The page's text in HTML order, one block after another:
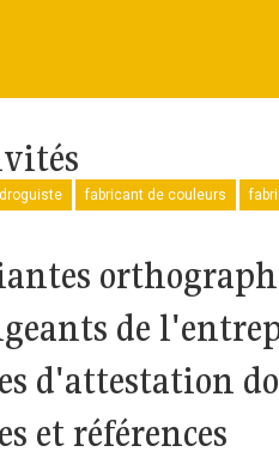
fabricant de couleurs
de
d'attestation
et références